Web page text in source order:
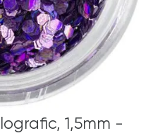
1,5mm -